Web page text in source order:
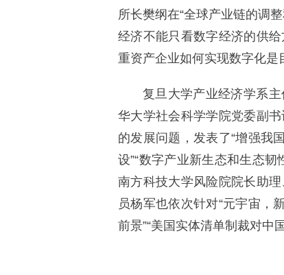
所长樊纲在“全球产业链的调
经济不能只看数字经济的供
重资产企业如何实现数字化是
复旦大学产业经济学系
华大学社会科学学院党委副 书
的发展问题，发表了“增强我
设”“数字产业新生态和生态韧
南方科技大学风险院院长助
员杨军也依次针对“元宇宙，
前景”“美国实体清单制裁对中